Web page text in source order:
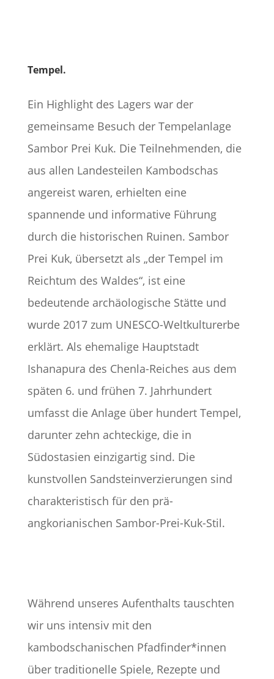
Tempel.
Ein Highlight des Lagers war der
gemeinsame Besuch der Tempelanlage
Sambor Prei Kuk. Die Teilnehmenden, die
aus allen Landesteilen Kambodschas
angereist waren, erhielten eine
spannende und informative Führung
durch die historischen Ruinen. Sambor
Prei Kuk, übersetzt als „der Tempel im
Reichtum des Waldes“, ist eine
bedeutende archäologische Stätte und
wurde 2017 zum UNESCO-Weltkulturerbe
erklärt. Als ehemalige Hauptstadt
Ishanapura des Chenla-Reiches aus dem
späten 6. und frühen 7. Jahrhundert
umfasst die Anlage über hundert Tempel,
darunter zehn achteckige, die in
Südostasien einzigartig sind. Die
kunstvollen Sandsteinverzierungen sind
charakteristisch für den prä-
angkorianischen Sambor-Prei-Kuk-Stil.
Während unseres Aufenthalts tauschten
wir uns intensiv mit den
kambodschanischen Pfadfinder*innen
über traditionelle Spiele, Rezepte und